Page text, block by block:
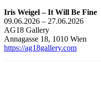
Iris Weigel – It Will Be Fine
09.06.2026 – 27.06.2026
AG18 Gallery
Annagasse 18, 1010 Wien
https://ag18gallery.com